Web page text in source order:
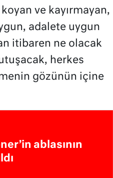
ve kayırmayan,
adalete uygun
itibaren ne olacak
herkes
gözünün içine
ablasının